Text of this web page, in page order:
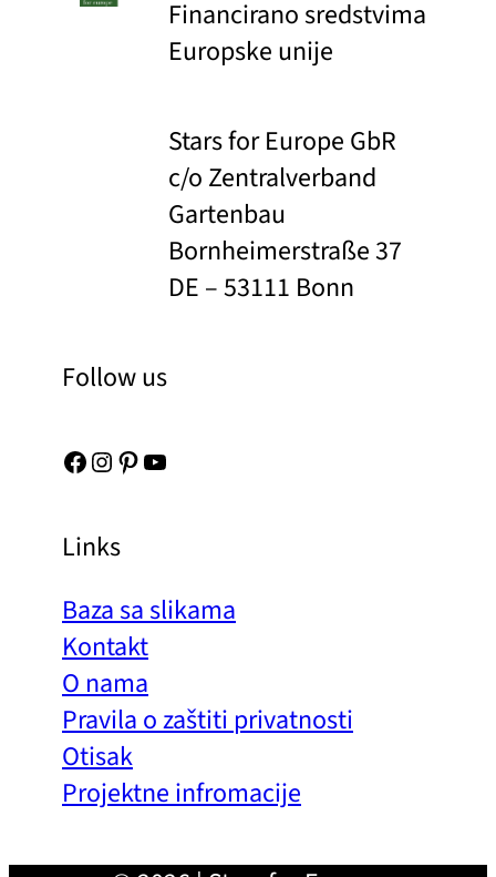
Financirano sredstvima
Europske unije
Stars for Europe GbR
c/o Zentralverband
Gartenbau
Bornheimerstraße 37
DE – 53111 Bonn
Follow us
Facebook Instagram Pinterest YouTube
Links
Baza sa slikama
Kontakt
O nama
Pravila o zaštiti privatnosti
Otisak
Projektne infromacije